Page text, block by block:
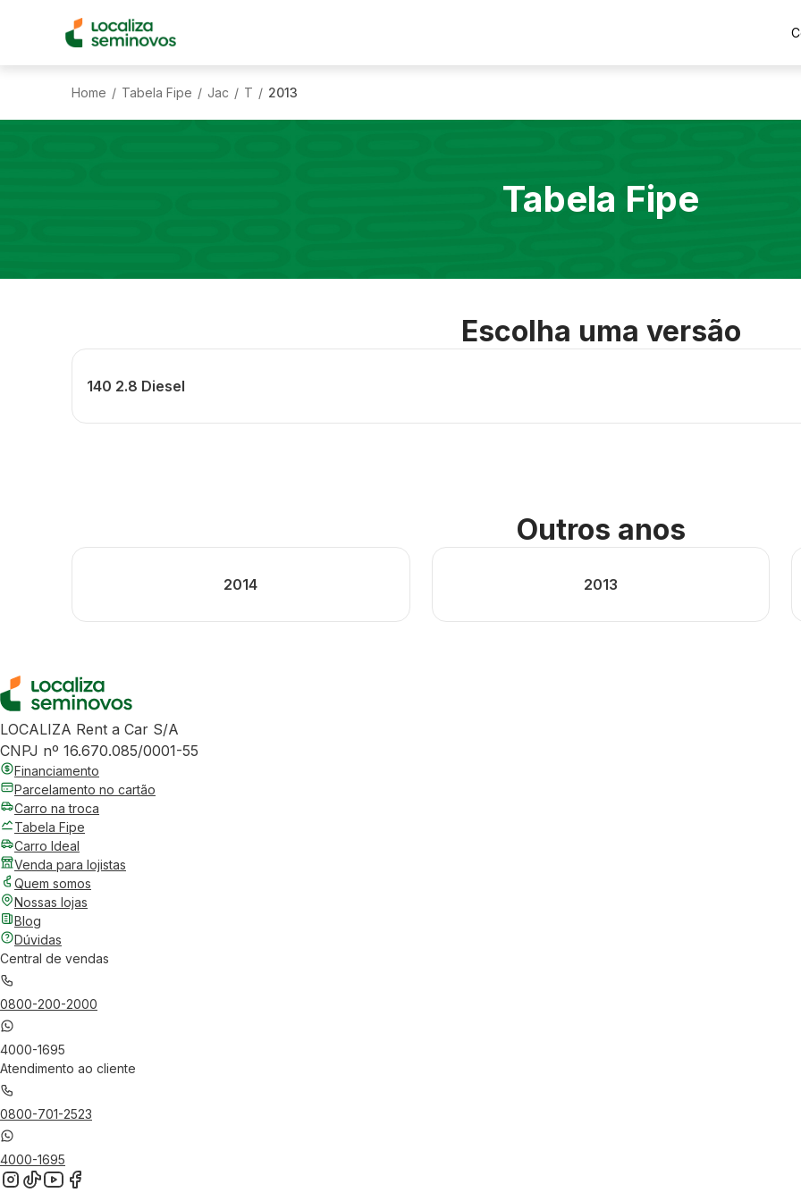
Home / Tabela Fipe / Jac / T / 2013
Tabela Fipe
Escolha uma versão
140 2.8 Diesel
Outros anos
2014 2013
LOCALIZA Rent a Car S/A
CNPJ nº 16.670.085/0001-55
Financiamento
Parcelamento no cartão
Carro na troca
Tabela Fipe
Carro Ideal
Venda para lojistas
Quem somos
Nossas lojas
Blog
Dúvidas
Central de vendas
0800-200-2000
4000-1695
Atendimento ao cliente
0800-701-2523
4000-1695